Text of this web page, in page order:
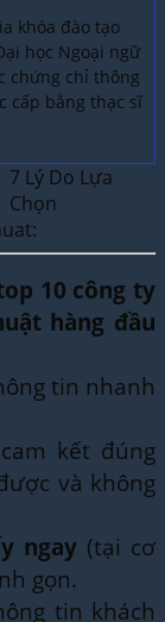
khóa đào tạo
học Ngoại ngữ
chứng chỉ thông
cấp bằng thạc sĩ
7 Lý Do Lựa
Chọn
10 công ty
hàng đầu
tin nhanh
kết đúng
và không
ngay(tại cơ
gọn.
tin khách